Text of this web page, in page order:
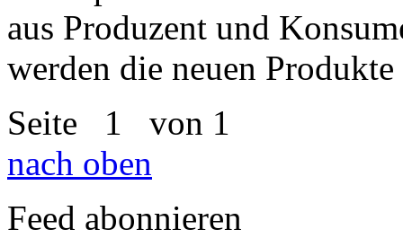
aus Produzent und
werden die neuen
Seite 1 von 1
nach oben
Feed abonnieren